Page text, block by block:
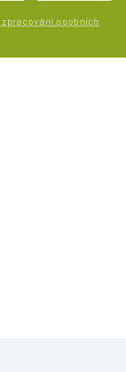
osobních